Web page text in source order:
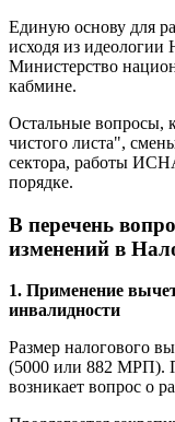
Единую основу для
исходя из идеологии
Министерство
кабмине.
Остальные вопросы,
чистого листа",
сектора, работы
порядке.
В перечень
изменений в
1. Применение
инвалидности
Размер налогового
(5000 или 882 МРП).
возникает вопрос о